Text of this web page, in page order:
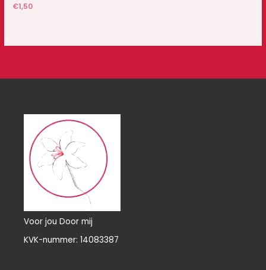
€1,50
Voor jou Door mij
KVK-nummer: 14083387